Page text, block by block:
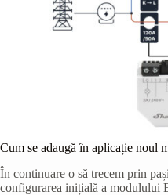
Cum se adaugă în aplicație noul
În continuare o să trecem prin
configurarea inițială a modulului